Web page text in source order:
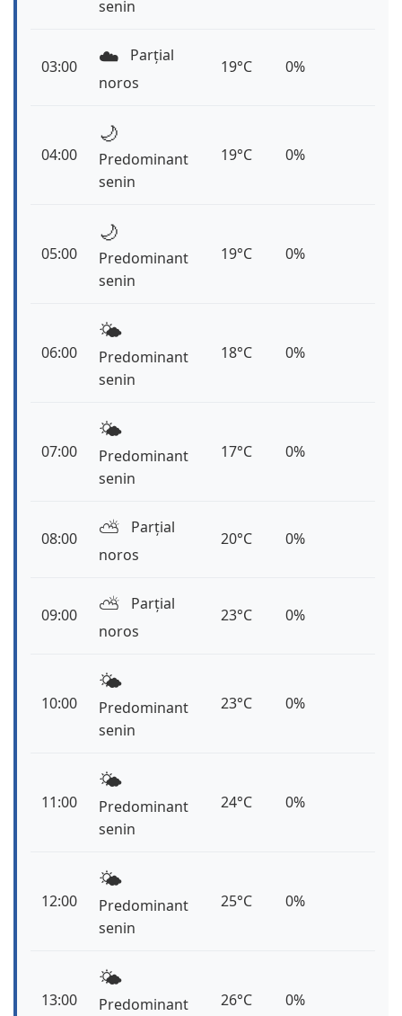
senin
03:00 ☁️
Parțial
noros
19°C 0%
04:00
🌙
Predominant
senin
19°C 0%
05:00
🌙
Predominant
senin
19°C 0%
06:00
🌤️
Predominant
senin
18°C 0%
07:00
🌤️
Predominant
senin
17°C 0%
08:00 ⛅️
Parțial
noros
20°C 0%
09:00 ⛅️
Parțial
noros
23°C 0%
10:00
🌤️
Predominant
senin
23°C 0%
11:00
🌤️
Predominant
senin
24°C 0%
12:00
🌤️
Predominant
senin
25°C 0%
13:00
🌤️
Predominant
26°C 0%